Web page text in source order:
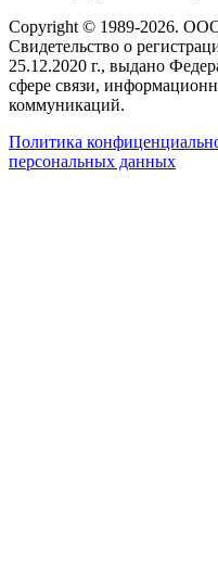
Copyright © 1989-2026.
Свидетельство о
25.12.2020 г., выдано
сфере связи,
коммуникаций.
Политика
персональных данных